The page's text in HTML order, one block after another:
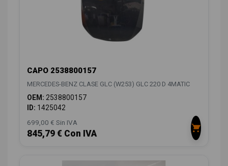
CAPO 2538800157
MERCEDES-BENZ CLASE GLC (W253) GLC 220 D 4MATIC
OEM: 2538800157
ID: 1425042
699,00 € Sin IVA
845,79 € Con IVA